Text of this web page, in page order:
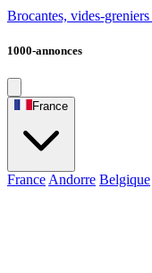
Brocantes, vides-greniers
1000-annonces
France
France Andorre Belgique